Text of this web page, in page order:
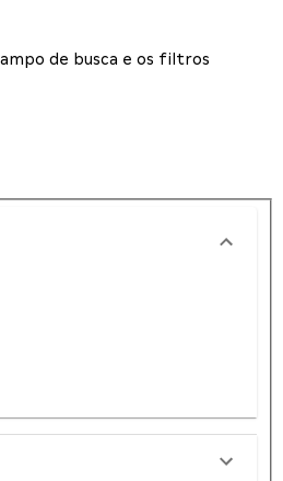
de busca e os filtros